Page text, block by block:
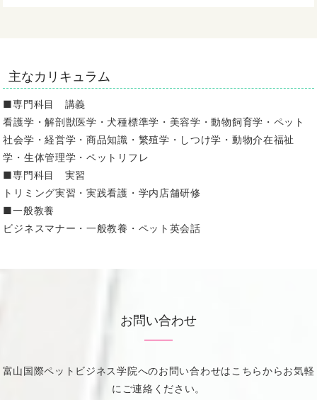
主なカリキュラム
■専門科目 講義
看護学・解剖獣医学・犬種標準学・美容学・動物飼育学・ペット
社会学・経営学・商品知識・繁殖学・しつけ学・動物介在福祉
学・生体管理学・ペットリフレ
■専門科目 実習
トリミング実習・実践看護・学内店舗研修
■一般教養
ビジネスマナー・一般教養・ペット英会話
お問い合わせ
富山国際ペットビジネス学院へのお問い合わせはこちらからお気軽
にご連絡ください。